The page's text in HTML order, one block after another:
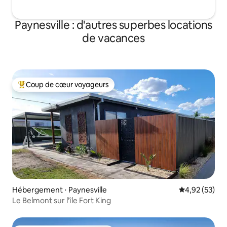
Paynesville : d'autres superbes locations
de vacances
Coups de cœur voyageurs les plus appréciés
Coup de cœur voyageurs
Hébergement ⋅ Paynesville Évaluation
4,92 (53)
Le Belmont sur l'île Fort King